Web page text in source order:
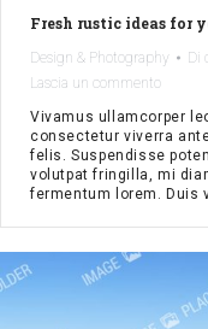
Fresh rustic ideas for
Design & Photography Di
Lascia un commento
Vivamus ullamcorper
consectetur viverra
felis. Suspendisse
volutpat fringilla, mi
fermentum lorem. Duis